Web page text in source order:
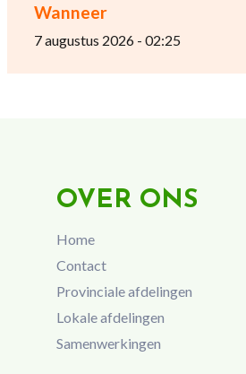
Wanneer
7 augustus 2026 - 02:25
OVER ONS
Home
Contact
Provinciale afdelingen
Lokale afdelingen
Samenwerkingen